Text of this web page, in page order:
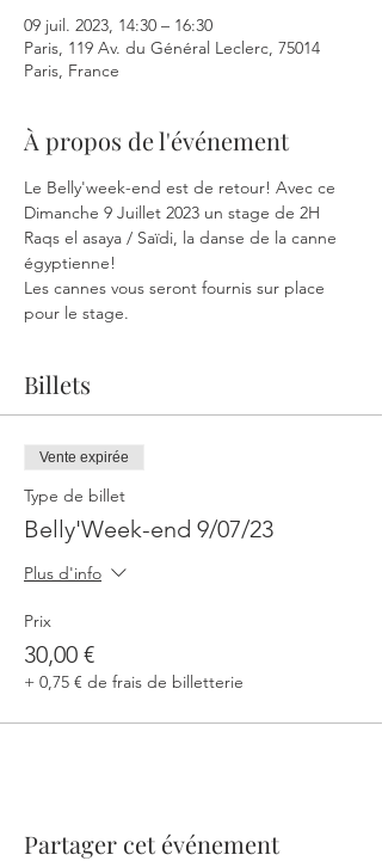
09 juil. 2023, 14:30 – 16:30
Paris, 119 Av. du Général Leclerc, 75014
Paris, France
À propos de l'événement
Le Belly'week-end est de retour! Avec ce
Dimanche 9 Juillet 2023 un stage de 2H
Raqs el asaya / Saïdi, la danse de la canne
égyptienne!
Les cannes vous seront fournis sur place
pour le stage.
Billets
Vente expirée
Type de billet
Belly'Week-end 9/07/23
Plus d'info
Prix
30,00 €
+ 0,75 € de frais de billetterie
Partager cet événement